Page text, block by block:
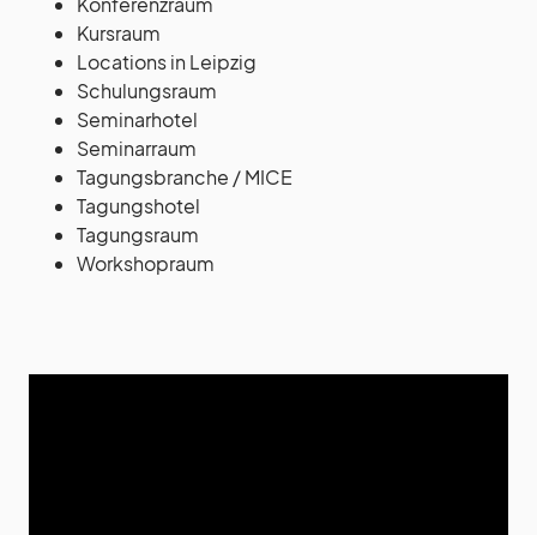
Kursraum
Locations in Leipzig
Schulungsraum
Seminarhotel
Seminarraum
Tagungsbranche / MICE
Tagungshotel
Tagungsraum
Workshopraum